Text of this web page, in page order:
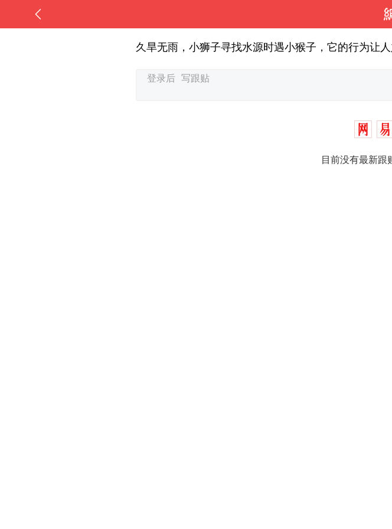
久旱无雨，小狮子寻找水源时遇小猴子，它的行为让
目前没有最新跟